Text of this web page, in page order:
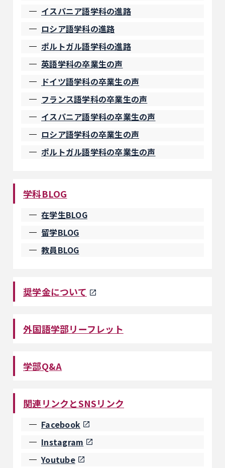
イスパニア語学科の進路
ロシア語学科の進路
ポルトガル語学科の進路
英語学科の卒業生の声
ドイツ語学科の卒業生の声
フランス語学科の卒業生の声
イスパニア語学科の卒業生の声
ロシア語学科の卒業生の声
ポルトガル語学科の卒業生の声
学科BLOG
在学生BLOG
留学BLOG
教員BLOG
奨学金について
外国語学部リーフレット
学部Q&A
関連リンクとSNSリンク
Facebook
Instagram
Youtube